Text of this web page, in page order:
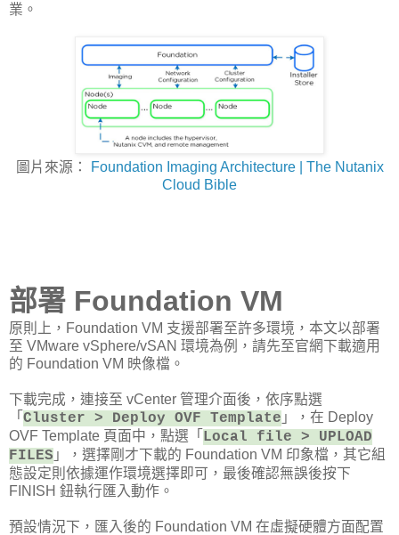
業。
圖片來源：
Foundation Imaging Architecture | The Nutanix
Cloud Bible
部署 Foundation VM
原則上，Foundation VM 支援部署至許多環境，本文以部署
至 VMware vSphere/vSAN 環境為例，請先至官網下載適用
的 Foundation VM 映像檔。
下載完成，連接至 vCenter 管理介面後，依序點選
「 Cluster > Deploy OVF Template 」，在 Deploy
OVF Template 頁面中，點選「 Local file > UPLOAD
FILES 」，選擇剛才下載的 Foundation VM 印象檔，其它組
態設定則依據運作環境選擇即可，最後確認無誤後按下
FINISH 鈕執行匯入動作。
預設情況下，匯入後的 Foundation VM 在虛擬硬體方面配置